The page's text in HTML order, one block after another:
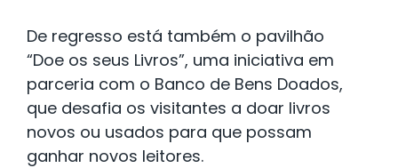
De regresso está também o pavilhão
“Doe os seus Livros”, uma iniciativa em
parceria com o Banco de Bens Doados,
que desafia os visitantes a doar livros
novos ou usados para que possam
ganhar novos leitores.